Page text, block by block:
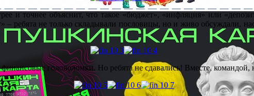
и точнее объяснит, что такое «бюджет», «инфляция» или
– ребята не только складывали пословицы, но и живо обсуждали,
головоломки. Но ребята не сдавались! Вместе,